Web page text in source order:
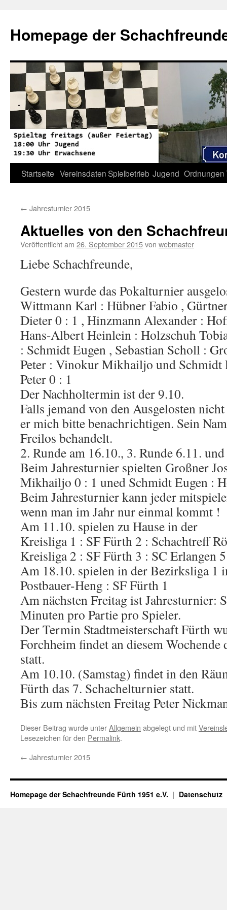
springen
Homepage der
Startseite VereinsdatenSpielbetrieb Jugend Ordnungen
← Jahresturnier 2015
Aktuelles von den
Veröffentlicht am 26. September 2015von webmaster
Liebe Schachfreunde,
Gestern wurde das Pokalturnier
Wittmann Karl : Hübner Fabio ,
Dieter 0 : 1 , Hinzmann Alexander :
Hans-Albert Heinlein : Holzschuh
: Schmidt Eugen , Sebastian Scholl :
Peter : Vinokur Mikhailjo und
Peter 0 : 1
Der Nachholtermin ist der 9.10.
Falls jemand von den Ausgelosten
er mich bitte benachrichtigen. Sein
Freilos behandelt.
2. Runde am 16.10., 3. Runde 6.11.
Beim Jahresturnier spielten Großner
Mikhailjo 0 : 1 uned Schmidt Eugen :
Beim Jahresturnier kann jeder
wenn man im Jahr nur einmal kommt !
Am 11.10. spielen zu Hause in der
Kreisliga 1 : SF Fürth 2 : Schachtreff
Kreisliga 2 : SF Fürth 3 : SC Erlangen 5
Am 18.10. spielen in der Bezirksliga 1
Postbauer-Heng : SF Fürth 1
Am nächsten Freitag ist Jahresturnier:
Minuten pro Partie pro Spieler.
Der Termin Stadtmeisterschaft Fürth
Forchheim findet an diesem Wochende
statt.
Am 10.10. (Samstag) findet in den
Fürth das 7. Schachelturnier statt.
Bis zum nächsten Freitag Peter
Dieser Beitrag wurde unterAllgemein abgelegt und mit
Lesezeichen für den Permalink.
← Jahresturnier 2015
Homepage der Schachfreunde Fürth 1951 e.V. Datenschutz